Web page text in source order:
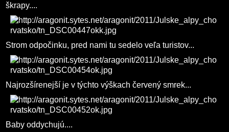
škrapy....
Strom odpočinku, pred nami tu sedelo veľa turistov...
Najrozšírenejší je v týchto výškach červený smrek...
Baby oddychujú....